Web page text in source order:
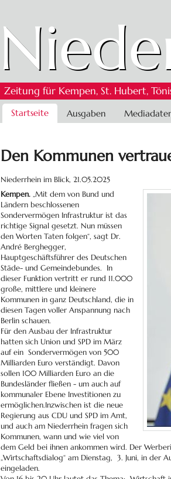
Zeitung für Kempen, St. Hubert,
Navigation
überspringen
Startseite Ausgaben
Den Kommunen
Niederrhein im Blick, 21.05.2025
Kempen. „Mit dem von Bund und
Ländern beschlossenen
Sondervermögen Infrastruktur ist das
richtige Signal gesetzt. Nun müssen
den Worten Taten folgen“, sagt Dr.
André Berghegger,
Hauptgeschäftsführer des Deutschen
Städe- und Gemeindebundes. In
dieser Funktion vertritt er rund 11.000
große, mittlere und kleinere
Kommunen in ganz Deutschland, die in
diesen Tagen voller Anspannung nach
Berlin schauen.
Für den Ausbau der Infrastruktur
hatten sich Union und SPD im März
auf ein Sondervermögen von 500
Milliarden Euro verständigt. Davon
sollen 100 Milliarden Euro an die
Bundesländer fließen - um auch auf
kommunaler Ebene Investitionen zu
ermöglichen.Inzwischen ist die neue
Regierung aus CDU und SPD im Amt,
und auch am Niederrhein fragen sich
Kommunen, wann und wie viel von
dem Geld bei ihnen ankommen wird. Der
„Wirtschaftsdialog“ am Dienstag, 3. Juni, in der
eingeladen.